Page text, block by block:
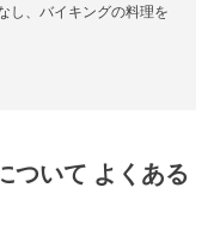
し、バイキングの料理を
ついて よくある